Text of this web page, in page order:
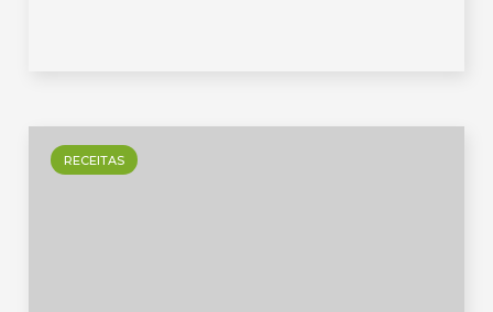
RECEITAS